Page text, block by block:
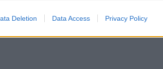
Deletion Data Access Privacy Policy